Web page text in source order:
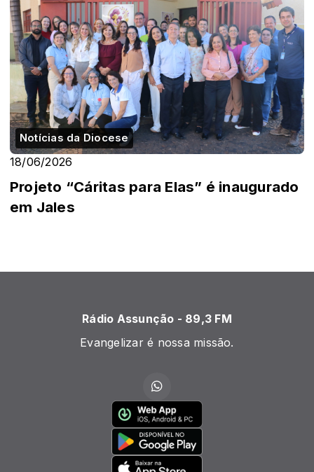
Notícias da Diocese
18/06/2026
Projeto “Cáritas para Elas” é inaugurado
em Jales
Rádio Assunção - 89,3 FM
Evangelizar é nossa missão.